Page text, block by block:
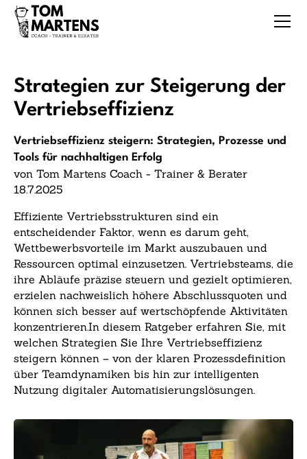
Strategien zur Steigerung der
Vertriebseffizienz
Vertriebseffizienz steigern: Strategien, Prozesse und
Tools für nachhaltigen Erfolg
von Tom Martens Coach - Trainer & Berater
18.7.2025
Effiziente Vertriebsstrukturen sind ein
entscheidender Faktor, wenn es darum geht,
Wettbewerbsvorteile im Markt auszubauen und
Ressourcen optimal einzusetzen. Vertriebsteams, die
ihre Abläufe präzise steuern und gezielt optimieren,
erzielen nachweislich höhere Abschlussquoten und
können sich besser auf wertschöpfende Aktivitäten
konzentrieren.In diesem Ratgeber erfahren Sie, mit
welchen Strategien Sie Ihre Vertriebseffizienz
steigern können – von der klaren Prozessdefinition
über Teamdynamiken bis hin zur intelligenten
Nutzung digitaler Automatisierungslösungen.